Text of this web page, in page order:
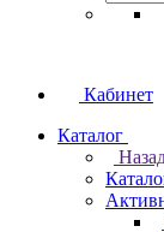
Кабинет
Каталог